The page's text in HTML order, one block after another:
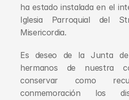
ha estado instalada en el
Iglesia Parroquial del
Misericordia.
Es deseo de la Junta
hermanos de nuestra
conservar como
conmemoración los